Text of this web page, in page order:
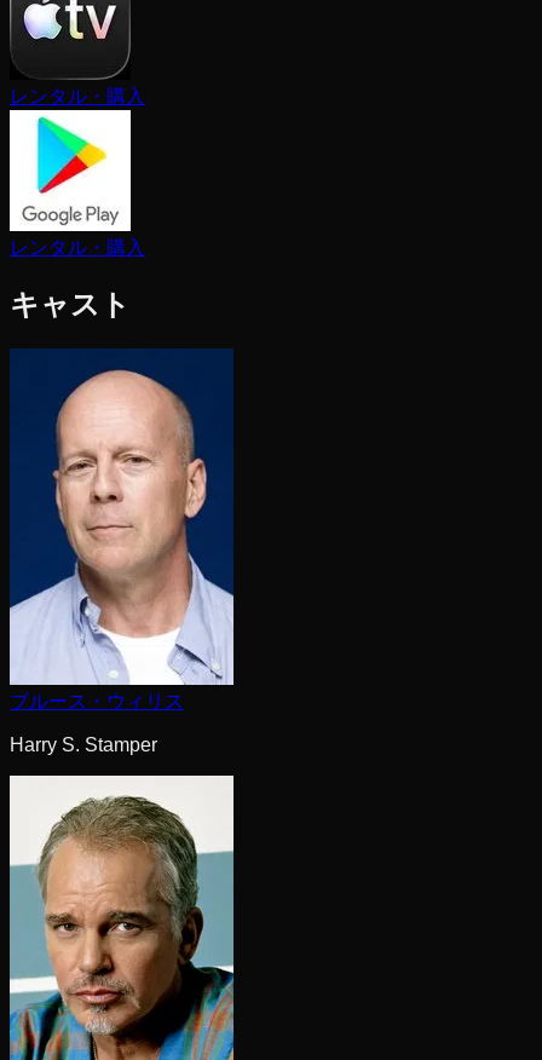
レンタル・購入
レンタル・購入
キャスト
ブルース・ウィリス
Harry S. Stamper